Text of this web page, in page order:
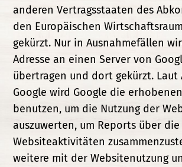
anderen Vertragsstaaten des
den Europäischen
gekürzt. Nur in Ausnahmefällen
Adresse an einen Server von
übertragen und dort gekürzt. Laut
Google wird Google die
benutzen, um die Nutzung der
auszuwerten, um Reports über die
Websiteaktivitäten
weitere mit der Websitenutzung